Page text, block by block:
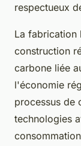
respectueux
La fabrication
construction
carbone liée
l'économie
processus de
technologies